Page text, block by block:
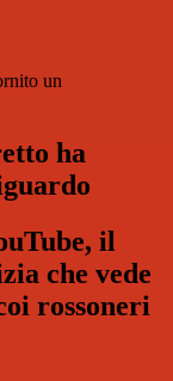
un
ha
il
che vede
rossoneri